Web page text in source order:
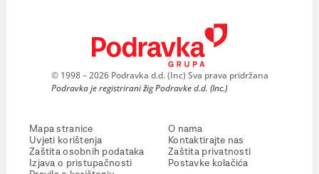
© 1998 – 2026 Podravka d.d. (Inc) Sva prava pridržana
Podravka je registrirani žig Podravke d.d. (Inc.)
Mapa stranice
Uvjeti korištenja
Zaštita osobnih podataka
Izjava o pristupačnosti
O nama
Kontaktirajte nas
Zaštita privatnosti
Postavke kolačića